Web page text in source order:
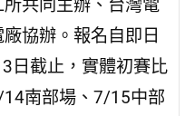
共同主辦、台灣電
協辦。報名自即日
日截止，實體初賽比
南部場、7/15中部